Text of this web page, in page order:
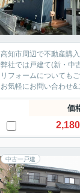
高知市周辺で不動産購
弊社では戸建て(新・中
リフォームについても
お気軽にお問い合わせ
価
2,180
中古一戸建